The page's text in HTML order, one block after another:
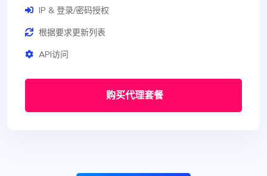
IP & 登录/密码授权
根据要求更新列表
API访问
购买代理套餐